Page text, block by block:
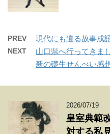
PREV 現代にも遺る故事成
NEXT
山口県へ行ってきま
新の礎生せんべい感想
2026/07/19
皇室典範
対する私